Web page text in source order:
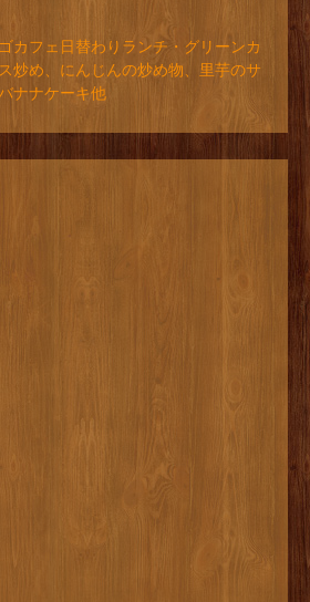
カフェ日替わりランチ・グリーンカ
炒め、にんじんの炒め物、里芋のサ
ナナケーキ他